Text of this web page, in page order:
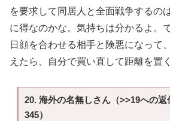
を要求して同居人と全面戦争するの
に得なのかな。気持ちは分かるよ。
日顔を合わせる相手と険悪になって
えたら、自分で買い直して距離を置
20. 海外の名無しさん（>>19への返
345）